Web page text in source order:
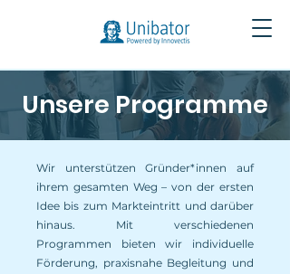
Unsere Programme
Wir unterstützen Gründer*innen auf
ihrem gesamten Weg – von der ersten
Idee bis zum Markteintritt und darüber
hinaus. Mit verschiedenen
Programmen bieten wir individuelle
Förderung, praxisnahe Begleitung und